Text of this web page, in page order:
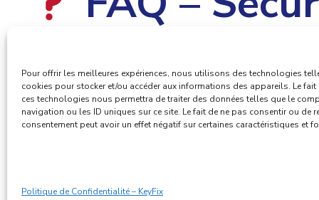
Pour offrir les meilleures expériences, nous utilisons des technologies
cookies pour stocker et/ou accéder aux informations des appareils. Le fait
ces technologies nous permettra de traiter des données telles que le
navigation ou les ID uniques sur ce site. Le fait de ne pas consentir ou de
consentement peut avoir un effet négatif sur certaines caractéristiques et
Politique de Confidentialité – KeyFix
Bien fermer toutes les ouvertures (portes, fenêtres,
Un bon éclairage extérieur est-il vraiment efficace ?
Oui, les cambrioleurs préfèrent l’obscurité. Un détecteur